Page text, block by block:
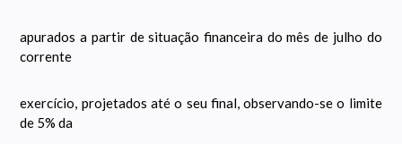
apurados a partir de situação financeira do mês de julho do
corrente
exercício, projetados até o seu final, observando-se o limite
de 5% da